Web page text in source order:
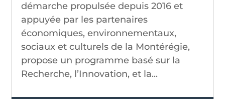
démarche propulsée depuis 2016 et
appuyée par les partenaires
économiques, environnementaux,
sociaux et culturels de la Montérégie,
propose un programme basé sur la
Recherche, l’Innovation, et la...